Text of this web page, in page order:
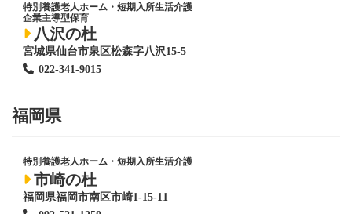
特別養護老人ホーム ・短期入所生活介護
企業主導型保育
八沢の杜
宮城県仙台市泉区松森字八沢15-5
022-341-9015
福岡県
特別養護老人ホーム ・短期入所生活介護
市崎の杜
福岡県福岡市南区市崎1-15-11